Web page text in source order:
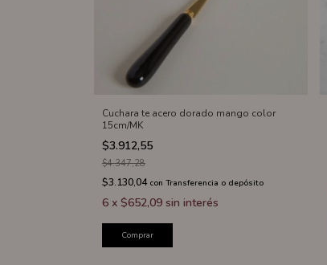
Cuchara te acero dorado mango color
15cm/MK
$3.912,55
$4.347,28
$3.130,04 con Transferencia o depósito
6 x $652,09 sin interés
Comprar